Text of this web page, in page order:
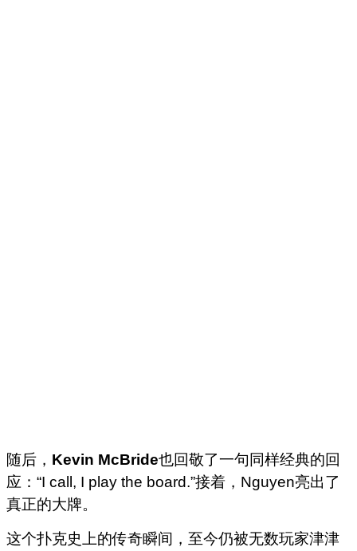
随后， Kevin McBride也回敬了一句同样经典的回
应：“I call, I play the board.”接着，Nguyen亮出了
真正的大牌。
这个扑克史上的传奇瞬间，至今仍被无数玩家津津